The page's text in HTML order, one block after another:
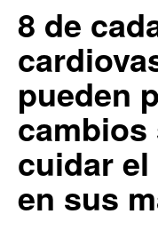
8 de
pueden
cuidar
en sus